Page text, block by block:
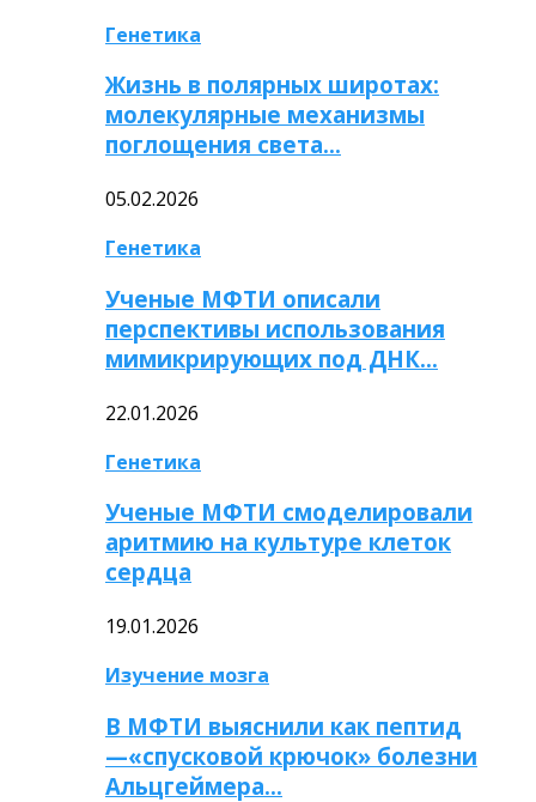
Генетика
Жизнь в полярных широтах:
молекулярные механизмы
поглощения света…
05.02.2026
Генетика
Ученые МФТИ описали
перспективы использования
мимикрирующих под ДНК…
22.01.2026
Генетика
Ученые МФТИ смоделировали
аритмию на культуре клеток
сердца
19.01.2026
Изучение мозга
В МФТИ выяснили как пептид
—«спусковой крючок» болезни
Альцгеймера…